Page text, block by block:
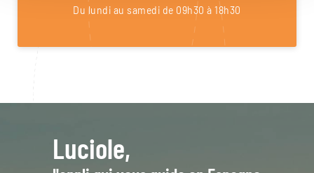
Du lundi au samedi de 09h30 à 18h30
Luciole,